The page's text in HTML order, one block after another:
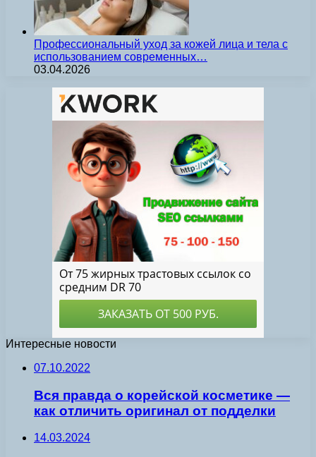
Профессиональный уход за кожей лица и тела с
использованием современных…
03.04.2026
Интересные новости
07.10.2022
Вся правда о корейской косметике —
как отличить оригинал от подделки
14.03.2024